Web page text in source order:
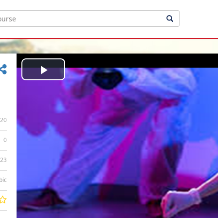
20
0
Play
Video